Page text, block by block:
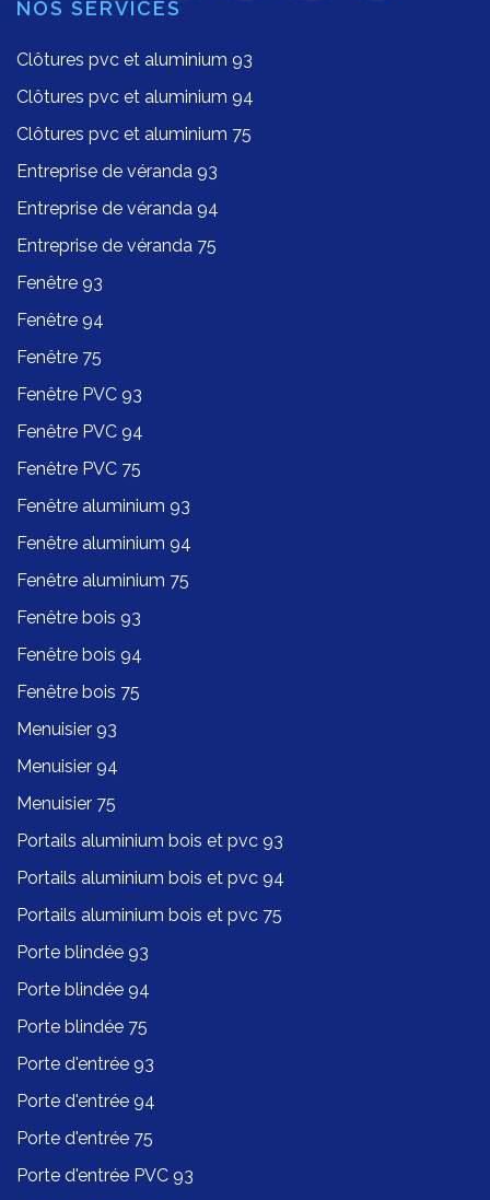
NOS SERVICES
Clôtures pvc et aluminium 93
Clôtures pvc et aluminium 94
Clôtures pvc et aluminium 75
Entreprise de véranda 93
Entreprise de véranda 94
Entreprise de véranda 75
Fenêtre 93
Fenêtre 94
Fenêtre 75
Fenêtre PVC 93
Fenêtre PVC 94
Fenêtre PVC 75
Fenêtre aluminium 93
Fenêtre aluminium 94
Fenêtre aluminium 75
Fenêtre bois 93
Fenêtre bois 94
Fenêtre bois 75
Menuisier 93
Menuisier 94
Menuisier 75
Portails aluminium bois et pvc 93
Portails aluminium bois et pvc 94
Portails aluminium bois et pvc 75
Porte blindée 93
Porte blindée 94
Porte blindée 75
Porte d'entrée 93
Porte d'entrée 94
Porte d'entrée 75
Porte d'entrée PVC 93